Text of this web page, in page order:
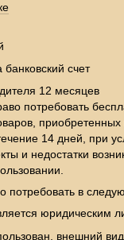
счет
12 месяцев
потребовать
приобретенных
14 дней, при
и недостатки
потребовать в
юридическим
внешний